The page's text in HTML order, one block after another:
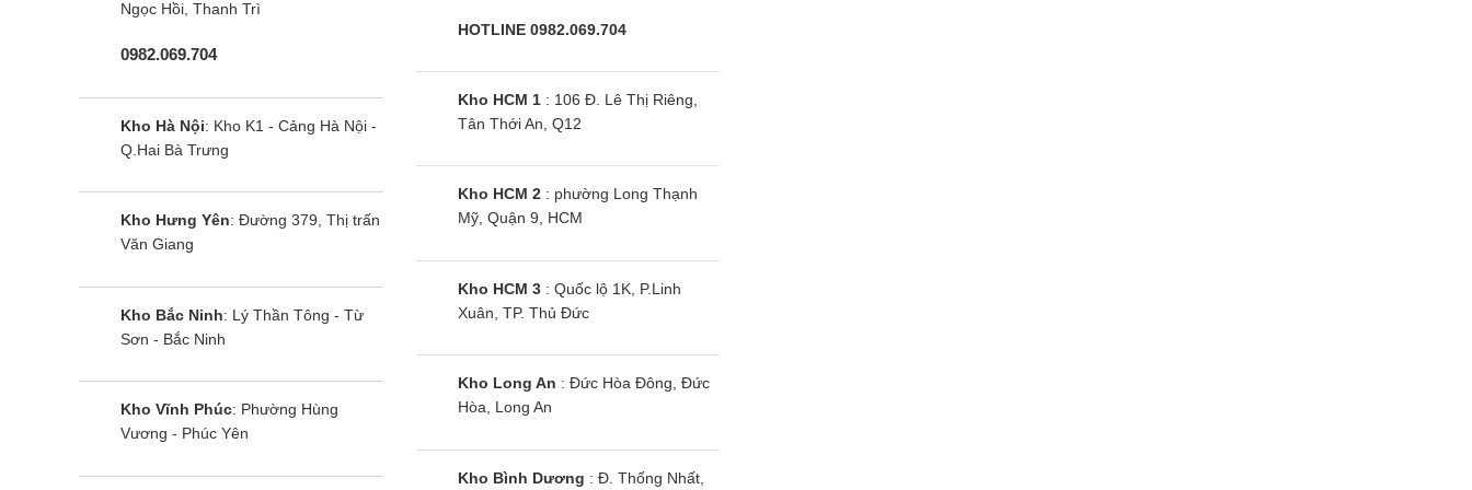
hiệu quả. Khi chế độ này được kích hoạt, hệ thống sẽ thu thập thông tin về cường độ ánh sáng trong môi trường theo thời gian thực, phân tích thói quen sử
dụng của khách hàng, phân tích nội dung trên tivi theo từng khung cảnh, sau đó tự động điều chỉnh độ sáng màn hình phù hợp để không tiêu thụ nhiều điện năng
Smart Tivi Samsung 4K 65 Inch UA65DU7700 là chiếc tivi thế hệ mới của hãng Samsung, được tích hợp nhiều tính năng hiện đại, khả năng tái hiện hình ảnh
chuẩn 4K đặc sắc và mang đến chất âm mạnh mẽ, phong phú trong mọi nội dung. Hơn hết, sản phẩm được bán với mức giá hợp lý, tương đối dễ tiếp cận để
khách hàng dễ dàng sở hữu siêu phẩm này cho không gian giải trí tại gia của mình.
Nếu như bạn muốn tìm kiếm chiếc tivi có những đặc điểm tương tự như sản phẩm này nhưng có màn hình lớn hơn thì có thể tham khảo thêm chiếc Smart Tivi
Cùng Chủ Đề:
Ngọc Hồi, Thanh Trì
0982.069.704
Kho Hà Nội: Kho K1 - Cảng Hà Nội -
Q.Hai Bà Trưng
Kho Hưng Yên: Đường 379, Thị trấn
Văn Giang
Kho Bắc Ninh: Lý Thần Tông - Từ
Sơn - Bắc Ninh
Kho Vĩnh Phúc: Phường Hùng
Vương - Phúc Yên
HOTLINE 0982.069.704
Kho HCM 1: 106 Đ. Lê Thị Riêng,
Tân Thới An, Q12
Kho HCM 2: phường Long Thạnh
Mỹ, Quận 9, HCM
Kho HCM 3: Quốc lộ 1K, P.Linh
Xuân, TP. Thủ Đức
Kho Long An : Đức Hòa Đông, Đức
Hòa, Long An
Kho Bình Dương : Đ. Thống Nhất,